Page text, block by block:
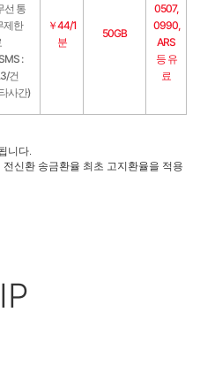
선 통
제한
:
건
사간)
￥44/1
분
50GB
0507,
0990,
ARS
등 유
료
니다.
신환 송금환율 최초 고지환율을 적용